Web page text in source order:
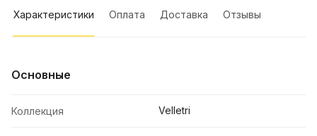
Характеристики Оплата Доставка Отзывы
Основные
Коллекция Velletri